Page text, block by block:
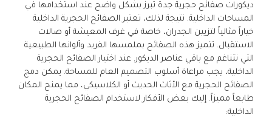
ديكورات صفائح حجرية جدة تبرز بشكل واضح عند استخدامها في
المساحات الداخلية. نتيجة لذلك، تعتبر الصفائح الحجرية الداخلية
خياراً مثالياً لتزيين الجدران، خاصة في غرف المعيشة أو صالات
الاستقبال. تتميز هذه الصفائح بملمسها الفريد وألوانها الطبيعية
التي تتناغم مع باقي عناصر الديكور. عند اختيار الصفائح الحجرية
الداخلية، يجب مراعاة أسلوب التصميم العام للمساحة. يمكن دمج
الصفائح الحجرية مع الأثاث الحديث أو الكلاسيكي، مما يمنح المكان
طابعاً مميزاً. إليك بعض الأفكار لاستخدام الصفائح الحجرية
الداخلية: